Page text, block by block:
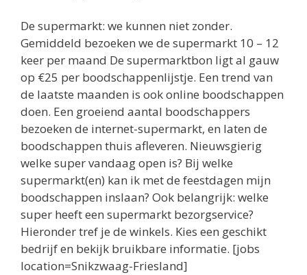
De supermarkt: we kunnen niet zonder.
Gemiddeld bezoeken we de supermarkt 10 – 12
keer per maand De supermarktbon ligt al gauw
op €25 per boodschappenlijstje. Een trend van
de laatste maanden is ook online boodschappen
doen. Een groeiend aantal boodschappers
bezoeken de internet-supermarkt, en laten de
boodschappen thuis afleveren. Nieuwsgierig
welke super vandaag open is? Bij welke
supermarkt(en) kan ik met de feestdagen mijn
boodschappen inslaan? Ook belangrijk: welke
super heeft een supermarkt bezorgservice?
Hieronder tref je de winkels. Kies een geschikt
bedrijf en bekijk bruikbare informatie. [jobs
location=Snikzwaag-Friesland]